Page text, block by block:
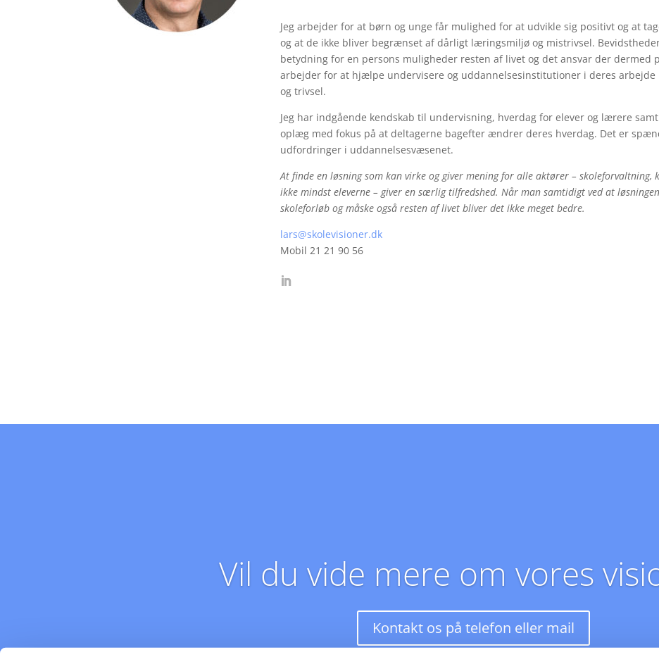
Jeg arbejder for at børn og unge får mulighed for at udvikle sig positivt og at
og at de ikke bliver begrænset af dårligt læringsmiljø og mistrivsel.
betydning for en persons muligheder resten af livet og det ansvar der dermed
arbejder for at hjælpe undervisere og uddannelsesinstitutioner i deres
og trivsel.
Jeg har indgående kendskab til undervisning, hverdag for elever og lærere
oplæg med fokus på at deltagerne bagefter ændrer deres hverdag. Det er
udfordringer i uddannelsesvæsenet.
At finde en løsning som kan virke og giver mening for alle aktører – skoleforvaltning,
ikke mindst eleverne – giver en særlig tilfredshed. Når man samtidigt ved at
skoleforløb og måske også resten af livet bliver det ikke meget bedre.
lars@skolevisioner.dk
Mobil 21 21 90 56
Vil du vide mere om vores
Kontakt os på telefon eller mail